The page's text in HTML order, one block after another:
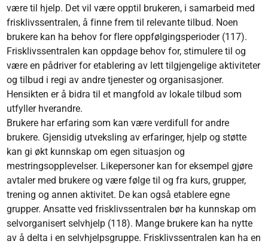
være til hjelp. Det vil være opptil brukeren, i samarbeid med
frisklivs­sentralen, å finne frem til relevante tilbud. Noen
brukere kan ha behov for flere oppfølgingsperioder (117).
Frisklivs­sentralen kan oppdage behov for, stimulere til og
være en pådriver for etablering av lett tilgjengelige aktiviteter
og tilbud i regi av andre tjenester og organisasjoner.
Hensikten er å bidra til et mangfold av lokale tilbud som
utfyller hverandre.
Brukere har erfaring som kan være verdifull for andre
brukere. Gjensidig utveksling av erfa­ringer, hjelp og støtte
kan gi økt kunnskap om egen situasjon og
mestringsopplevelser. Like­personer kan for eksem­pel gjøre
avtaler med brukere og være følge til og fra kurs, grupper,
trening og annen aktivitet. De kan også etablere egne
grupper. Ansatte ved frisklivs­sentralen bør ha kunnskap om
selvorganisert selvhjelp (118). Mange brukere kan ha nytte
av å delta i en selvhjelpsgruppe. Frisklivs­sentralen kan ha en